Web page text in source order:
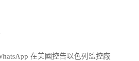
在美國控告以色列監控廠